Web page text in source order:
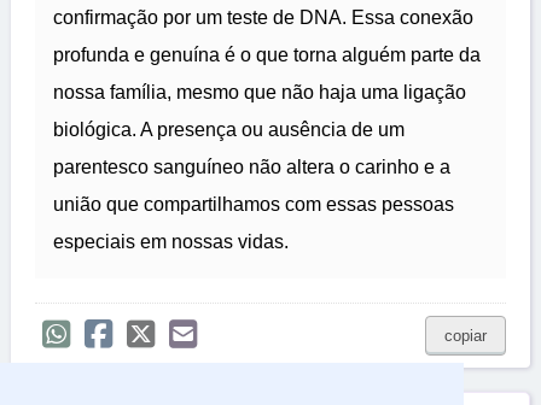
confirmação por um teste de DNA. Essa conexão
profunda e genuína é o que torna alguém parte da
nossa família, mesmo que não haja uma ligação
biológica. A presença ou ausência de um
parentesco sanguíneo não altera o carinho e a
união que compartilhamos com essas pessoas
especiais em nossas vidas.
copiar